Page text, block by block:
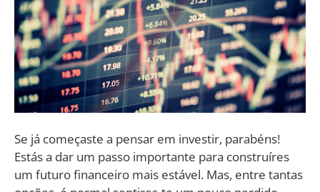
Se já começaste a pensar em investir, parabéns!
Estás a dar um passo importante para construíres
um futuro financeiro mais estável. Mas, entre tantas